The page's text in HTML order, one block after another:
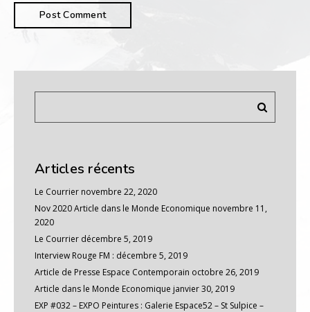
Articles récents
Le Courrier novembre 22, 2020
Nov 2020 Article dans le Monde Economique novembre 11,
2020
Le Courrier décembre 5, 2019
Interview Rouge FM : décembre 5, 2019
Article de Presse Espace Contemporain octobre 26, 2019
Article dans le Monde Economique janvier 30, 2019
EXP #032 – EXPO Peintures : Galerie Espace52 – St Sulpice –